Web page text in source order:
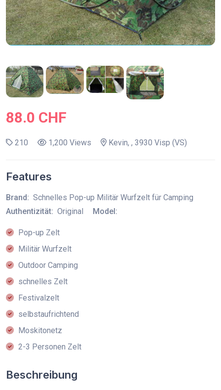
88.0 CHF
210 1,200 Views Kevin, , 3930 Visp (VS)
Features
Brand: Schnelles Pop-up Militär Wurfzelt für Camping
Authentizität: Original Model:
Pop-up Zelt
Militär Wurfzelt
Outdoor Camping
schnelles Zelt
Festivalzelt
selbstaufrichtend
Moskitonetz
2-3 Personen Zelt
Beschreibung